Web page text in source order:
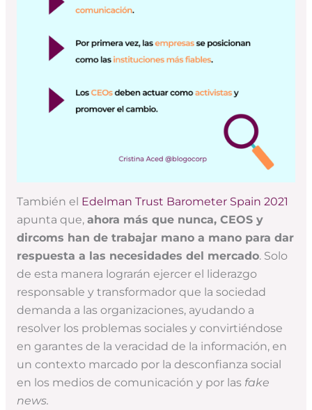
También el Edelman Trust Barometer Spain 2021
apunta que, ahora más que nunca, CEOS y
dircoms han de trabajar mano a mano para dar
respuesta a las necesidades del mercado. Solo
de esta manera lograrán ejercer el liderazgo
responsable y transformador que la sociedad
demanda a las organizaciones, ayudando a
resolver los problemas sociales y convirtiéndose
en garantes de la veracidad de la información, en
un contexto marcado por la desconfianza social
en los medios de comunicación y por las fake
news.